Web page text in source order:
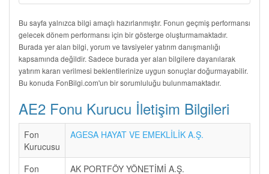
Bu sayfa yalnızca bilgi amaçlı hazırlanmıştır. Fonun geçmiş performansı
gelecek dönem performansı için bir gösterge oluşturmamaktadır.
Burada yer alan bilgi, yorum ve tavsiyeler yatırım danışmanlığı
kapsamında değildir. Sadece burada yer alan bilgilere dayanılarak
yatırım kararı verilmesi beklentilerinize uygun sonuçlar doğurmayabilir.
Bu konuda FonBilgi.com'un bir sorumluluğu bulunmamaktadır.
AE2 Fonu Kurucu İletişim Bilgileri
Fon
Kurucusu
AGESA HAYAT VE EMEKLİLİK A.Ş.
Fon
AK PORTFÖY YÖNETİMİ A.Ş.